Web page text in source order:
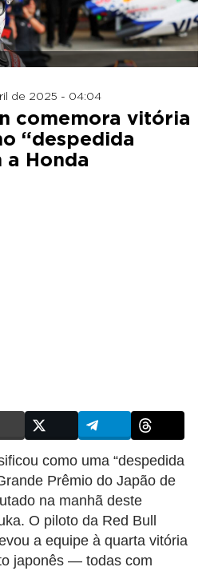
de 2025 - 04:04
comemora vitória
“despedida
Honda
como uma “despedida
Prêmio do Japão de
na manhã deste
O piloto da Red Bull
a equipe à quarta vitória
japonês — todas com